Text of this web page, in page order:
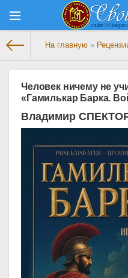
На главную »
Человек ничему не
«Гамилькар Барка.
Владимир